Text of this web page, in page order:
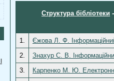
Структура бібліотеки
1.
Єжова Л. Ф.
2.
Знахур С. В.
3.
Карпенко М. Ю.